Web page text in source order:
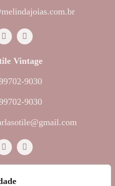
Vintage
9030
9030
os direitos reservados